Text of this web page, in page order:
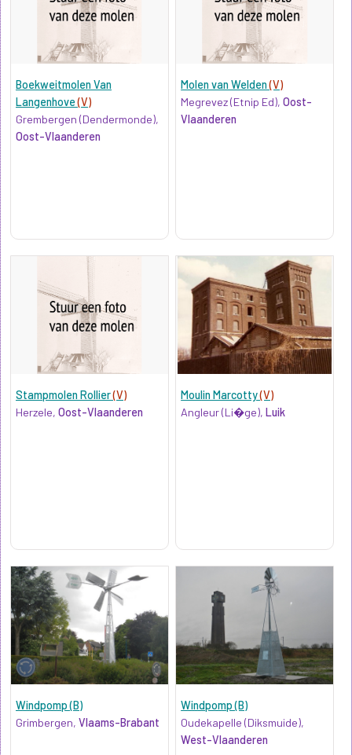
Boekweitmolen Van
Langenhove(V)
Grembergen (Dendermonde),
Oost-Vlaanderen
Molen van Welden(V)
Megrevez (Etnip Ed),Oost-
Vlaanderen
Stampmolen Rollier(V)
Herzele, Oost-Vlaanderen
Moulin Marcotty(V)
Angleur (Li�ge),Luik
Windpomp (B)
Grimbergen, Vlaams-Brabant
Windpomp (B)
Oudekapelle (Diksmuide),
West-Vlaanderen